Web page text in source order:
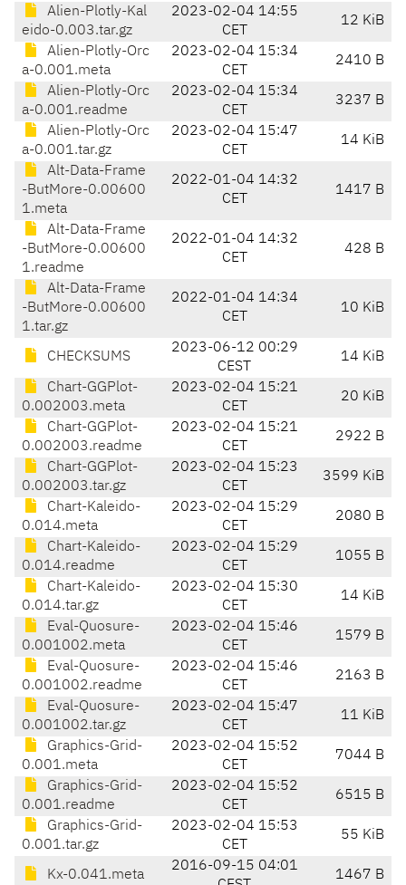
Alien-Plotly-Kal
eido-0.003.tar.gz
2023-02-04 14:55
CET
12 KiB
Alien-Plotly-Orc
a-0.001.meta
2023-02-04 15:34
CET
2410 B
Alien-Plotly-Orc
a-0.001.readme
2023-02-04 15:34
CET
3237 B
Alien-Plotly-Orc
a-0.001.tar.gz
2023-02-04 15:47
CET
14 KiB
Alt-Data-Frame
-ButMore-0.00600
1.meta
2022-01-04 14:32
CET
1417 B
Alt-Data-Frame
-ButMore-0.00600
1.readme
2022-01-04 14:32
CET
428 B
Alt-Data-Frame
-ButMore-0.00600
1.tar.gz
2022-01-04 14:34
CET
10 KiB
CHECKSUMS
2023-06-12 00:29
CEST
14 KiB
Chart-GGPlot-
0.002003.meta
2023-02-04 15:21
CET
20 KiB
Chart-GGPlot-
0.002003.readme
2023-02-04 15:21
CET
2922 B
Chart-GGPlot-
0.002003.tar.gz
2023-02-04 15:23
CET
3599 KiB
Chart-Kaleido-
0.014.meta
2023-02-04 15:29
CET
2080 B
Chart-Kaleido-
0.014.readme
2023-02-04 15:29
CET
1055 B
Chart-Kaleido-
0.014.tar.gz
2023-02-04 15:30
CET
14 KiB
Eval-Quosure-
0.001002.meta
2023-02-04 15:46
CET
1579 B
Eval-Quosure-
0.001002.readme
2023-02-04 15:46
CET
2163 B
Eval-Quosure-
0.001002.tar.gz
2023-02-04 15:47
CET
11 KiB
Graphics-Grid-
0.001.meta
2023-02-04 15:52
CET
7044 B
Graphics-Grid-
0.001.readme
2023-02-04 15:52
CET
6515 B
Graphics-Grid-
0.001.tar.gz
2023-02-04 15:53
CET
55 KiB
Kx-0.041.meta
2016-09-15 04:01
1467 B